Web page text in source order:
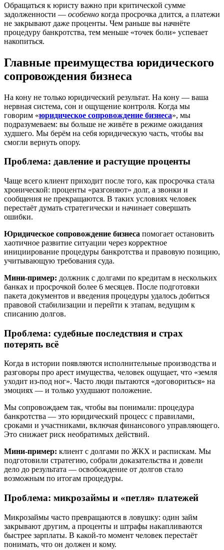
Обращаться к юристу важно при критической сумме
задолженности — особенно когда просрочка длится, а платежи
не закрывают даже проценты. Чем раньше вы начнёте
процедуру банкротства, тем меньше «точек боли» успевает
накопиться.
Главные преимущества юридического
сопровождения бизнеса
На кону не только юридический результат. На кону — ваша
нервная система, сон и ощущение контроля. Когда мы
говорим «юридическое сопровождение бизнеса», мы
подразумеваем: вы больше не живёте в режиме ожидания
худшего. Мы берём на себя юридическую часть, чтобы вы
смогли вернуть опору.
Проблема: давление и растущие проценты
Чаще всего клиент приходит после того, как просрочка стала
хронической: проценты «разгоняют» долг, а звонки и
сообщения не прекращаются. В таких условиях человек
перестаёт думать стратегически и начинает совершать
ошибки.
Юридическое сопровождение бизнеса помогает остановить
хаотичное развитие ситуации через корректное
инициирование процедуры банкротства и правовую позицию,
учитывающую требования суда.
Мини-пример: должник с долгами по кредитам в нескольких
банках и просрочкой более 6 месяцев. После подготовки
пакета документов и введения процедуры удалось добиться
правовой стабилизации и перейти к этапам, ведущим к
списанию долгов.
Проблема: судебные последствия и страх
потерять всё
Когда в истории появляются исполнительные производства и
разговоры про арест имущества, человек ощущает, что «земля
уходит из-под ног». Часто люди пытаются «договориться» на
эмоциях — и только ухудшают положение.
Мы сопровождаем так, чтобы вы понимали: процедура
банкротства — это юридический процесс с правилами,
сроками и участниками, включая финансового управляющего.
Это снижает риск необратимых действий.
Мини-пример: клиент с долгами по ЖКХ и распискам. Мы
подготовили стратегию, собрали доказательства и довели
дело до результата — освобождение от долгов стало
возможным по итогам процедуры.
Проблема: микрозаймы и «петля» платежей
Микрозаймы часто превращаются в ловушку: один займ
закрывают другим, а проценты и штрафы накапливаются
быстрее зарплаты. В какой-то момент человек перестаёт
понимать, что он должен и кому.